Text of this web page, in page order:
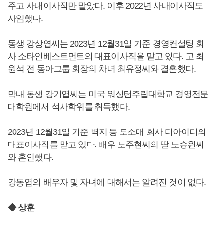
주고 사내이사직만 맡았다. 이후 2022년 사내이사직도
사임했다.
동생 강상엽씨는 2023년 12월31일 기준 경영컨설팅 회
사 소타인베스트먼트의 대표이사직을 맡고 있다. 고 최
원석 전 동아그룹 회장의 차녀 최유정씨와 결혼했다.
막내 동생 강기엽씨는 미국 워싱턴주립대학교 경영전문
대학원에서 석사학위를 취득했다.
2023년 12월31일 기준 벽지 등 도소매 회사 디아이디의
대표이사직를 맡고 있다. 배우 노주현씨의 딸 노승원씨
와 혼인했다.
강동엽의 배우자 및 자녀에 대해서는 알려진 것이 없다.
◆ 상훈